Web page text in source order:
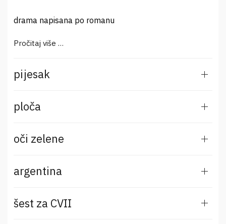
drama napisana po romanu
Pročitaj više …
pijesak
ploča
oči zelene
argentina
šest za CVII